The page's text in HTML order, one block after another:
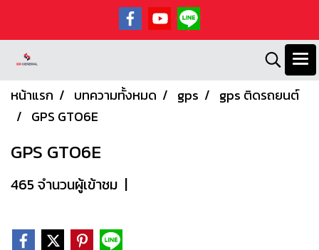
หน้าแรก บทความทั้งหมด gps
gps ติดรถยนต์
GPS GTO6E
GPS GTO6E
465 จำนวนผู้เข้าชม |